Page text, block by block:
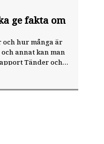
ge fakta om
hur många är
annat kan man
Tänder och